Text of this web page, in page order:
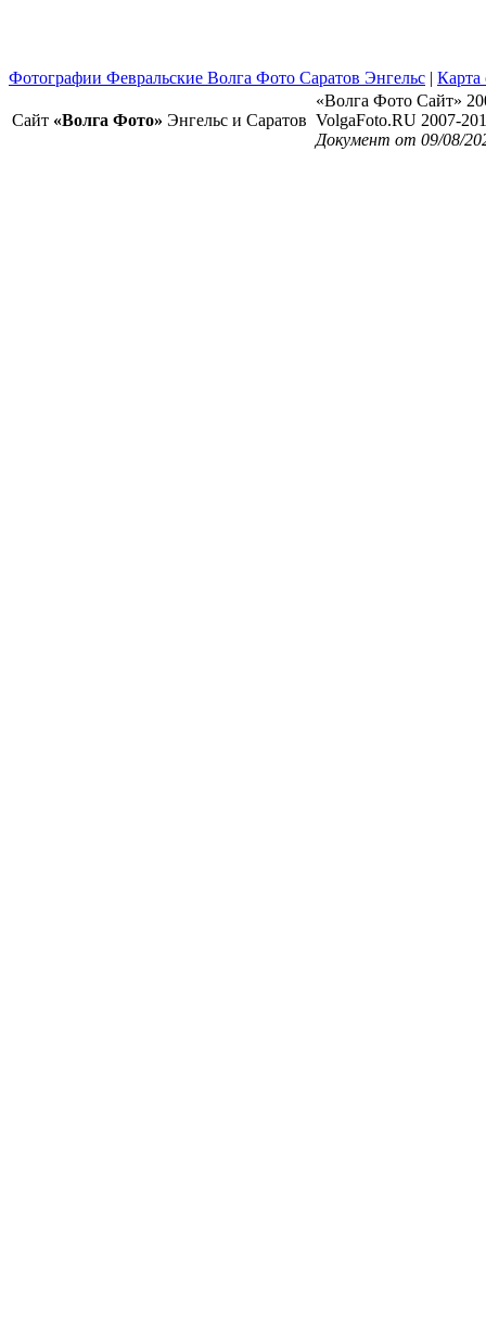
Фотографии Февральские Волга Фото Саратов Энгельс | Карта
Сайт «Волга Фото» Энгельс и Саратов
«Волга Фото Сайт»
VolgaFoto.RU 2007-
Документ от 09/08/